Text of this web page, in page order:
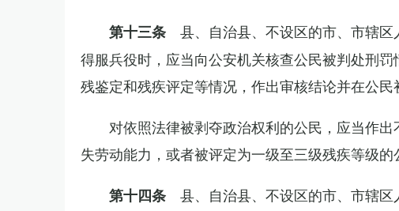
第十三条 县、自治县、不设区的市、市辖
得服兵役时，应当向公安机关核查公民被判处刑
残鉴定和残疾评定等情况，作出审核结论并在公民
对依照法律被剥夺政治权利的公民，应当作
失劳动能力，或者被评定为一级至三级残疾等级的
第十四条 县、自治县、不设区的市、市辖